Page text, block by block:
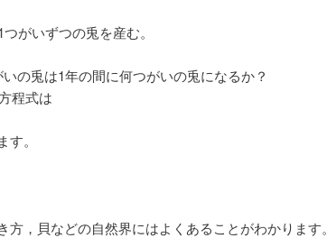
がいずつの兎を産む。
の兎は1年の間に何つがいの兎になるか？
程式は
。
，貝などの自然界にはよくあることがわかります。